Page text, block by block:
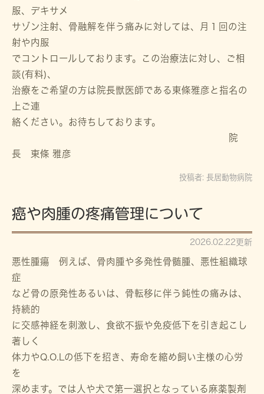
服、デキサメ
サゾン注射、骨融解を伴う痛みに対しては、月１回の注
射や内服
でコントロールしております。この治療法に対し、ご相
談(有料)、
治療をご希望の方は院長獣医師である東條雅彦と指名の
上ご連
絡ください。お待ちしております。
院
長 東條 雅彦
投稿者: 長居動物病院
癌や肉腫の疼痛管理について
2026.02.22更新
悪性腫瘍 例えば、骨肉腫や多発性骨髄腫、悪性組織球
症
など骨の原発性あるいは、骨転移に伴う鈍性の痛みは、
持続的
に交感神経を刺激し、食欲不振や免疫低下を引き起こし
著しく
体力やQ.O.Lの低下を招き、寿命を縮め飼い主様の心労
を
深めます。では人や犬で第一選択となっている麻薬製剤